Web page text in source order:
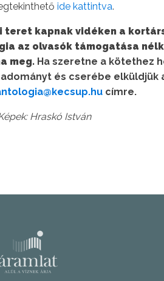
ide kattintva.
teret kapnak vidéken a
az olvasók támogatása
meg. Ha szeretne a kötethez
és cserébe elküldjük
címre.
Hraskó István